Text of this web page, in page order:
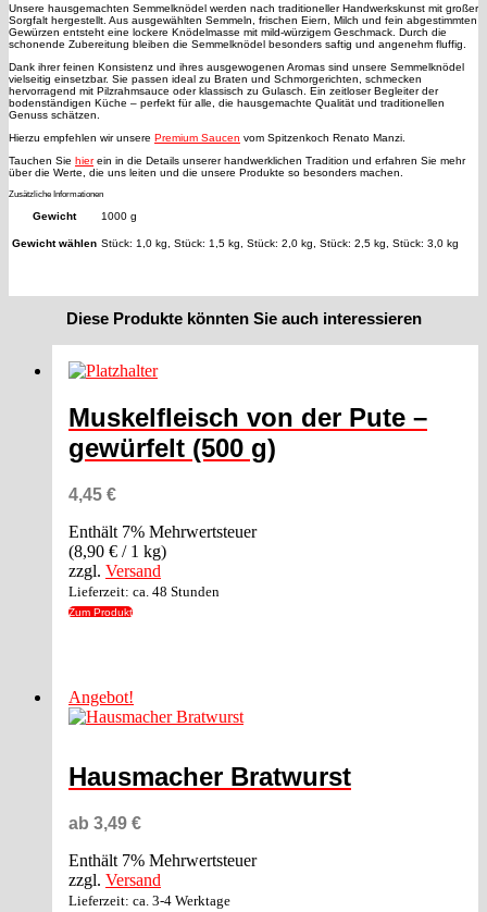
Unsere hausgemachten Semmelknödel werden nach traditioneller Handwerkskunst mit großer
Sorgfalt hergestellt. Aus ausgewählten Semmeln, frischen Eiern, Milch und fein abgestimmten
Gewürzen entsteht eine lockere Knödelmasse mit mild-würzigem Geschmack. Durch die
schonende Zubereitung bleiben die Semmelknödel besonders saftig und angenehm fluffig.
Dank ihrer feinen Konsistenz und ihres ausgewogenen Aromas sind unsere Semmelknödel
vielseitig einsetzbar. Sie passen ideal zu Braten und Schmorgerichten, schmecken
hervorragend mit Pilzrahmsauce oder klassisch zu Gulasch. Ein zeitloser Begleiter der
bodenständigen Küche – perfekt für alle, die hausgemachte Qualität und traditionellen
Genuss schätzen.
Hierzu empfehlen wir unsere Premium Saucen vom Spitzenkoch Renato Manzi.
Tauchen Sie hierein in die Details unserer handwerklichen Tradition und erfahren Sie mehr
über die Werte, die uns leiten und die unsere Produkte so besonders machen.
Zusätzliche Informationen
Gewicht 1000 g
Gewicht wählen Stück: 1,0 kg, Stück: 1,5 kg, Stück: 2,0 kg, Stück: 2,5 kg, Stück: 3,0 kg
Diese Produkte könnten Sie auch interessieren
Muskelfleisch von der Pute –
gewürfelt (500 g)
4,45 €
Enthält 7% Mehrwertsteuer
(8,90 € / 1 kg)
zzgl. Versand
Lieferzeit: ca. 48 Stunden
Zum Produkt
Angebot!
Hausmacher Bratwurst
ab 3,49 €
Enthält 7% Mehrwertsteuer
zzgl. Versand
Lieferzeit: ca. 3-4 Werktage